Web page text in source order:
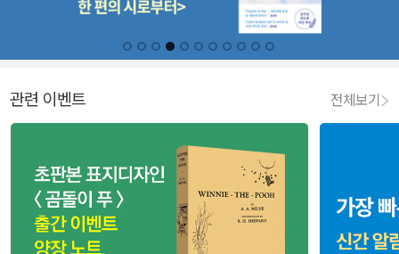
관련 이벤트 전체보기